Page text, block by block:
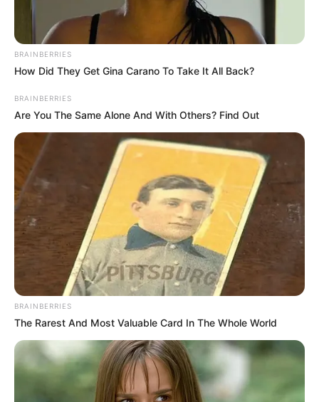
BRAINBERRIES
How Did They Get Gina Carano To Take It All Back?
BRAINBERRIES
Are You The Same Alone And With Others? Find Out
BRAINBERRIES
The Rarest And Most Valuable Card In The Whole World